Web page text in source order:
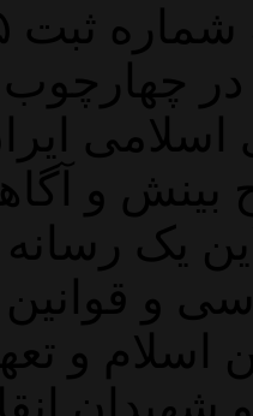
در
بینش و
یک
و
و